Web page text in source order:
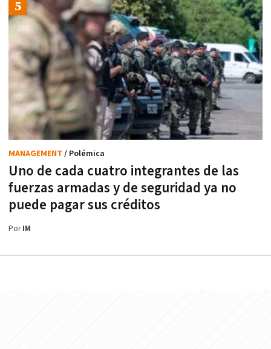
Uno de cada cuatro integrantes de las
fuerzas armadas y de seguridad ya no
puede pagar sus créditos
MANAGEMENT / Polémica
PorIM